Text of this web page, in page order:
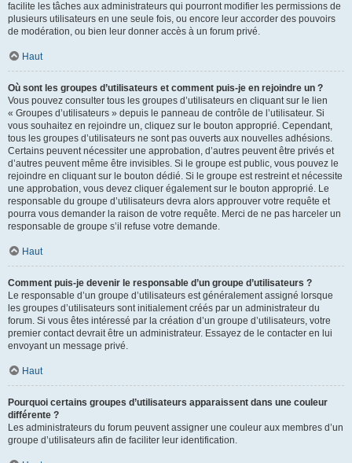
facilite les tâches aux administrateurs qui pourront modifier les permissions de
plusieurs utilisateurs en une seule fois, ou encore leur accorder des pouvoirs
de modération, ou bien leur donner accès à un forum privé.
Haut
Où sont les groupes d’utilisateurs et comment puis-je en rejoindre un ?
Vous pouvez consulter tous les groupes d’utilisateurs en cliquant sur le lien
« Groupes d’utilisateurs » depuis le panneau de contrôle de l’utilisateur. Si
vous souhaitez en rejoindre un, cliquez sur le bouton approprié. Cependant,
tous les groupes d’utilisateurs ne sont pas ouverts aux nouvelles adhésions.
Certains peuvent nécessiter une approbation, d’autres peuvent être privés et
d’autres peuvent même être invisibles. Si le groupe est public, vous pouvez le
rejoindre en cliquant sur le bouton dédié. Si le groupe est restreint et nécessite
une approbation, vous devez cliquer également sur le bouton approprié. Le
responsable du groupe d’utilisateurs devra alors approuver votre requête et
pourra vous demander la raison de votre requête. Merci de ne pas harceler un
responsable de groupe s’il refuse votre demande.
Haut
Comment puis-je devenir le responsable d’un groupe d’utilisateurs ?
Le responsable d’un groupe d’utilisateurs est généralement assigné lorsque
les groupes d’utilisateurs sont initialement créés par un administrateur du
forum. Si vous êtes intéressé par la création d’un groupe d’utilisateurs, votre
premier contact devrait être un administrateur. Essayez de le contacter en lui
envoyant un message privé.
Haut
Pourquoi certains groupes d’utilisateurs apparaissent dans une couleur
différente ?
Les administrateurs du forum peuvent assigner une couleur aux membres d’un
groupe d’utilisateurs afin de faciliter leur identification.